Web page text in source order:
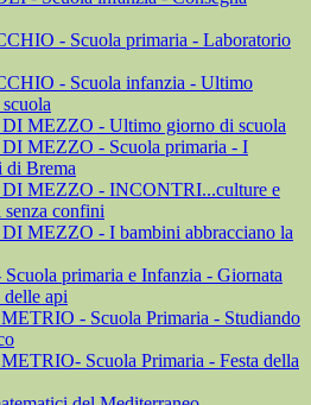
- Scuola primaria - Laboratorio
- Scuola infanzia - Ultimo
MEZZO - Ultimo giorno di scuola
MEZZO - Scuola primaria - I
di Brema
MEZZO - INCONTRI...culture e
confini
MEZZO - I bambini abbracciano la
primaria e Infanzia - Giornata
api
- Scuola Primaria - Studiando
Scuola Primaria - Festa della